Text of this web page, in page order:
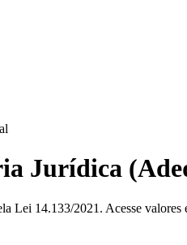
Jurídica
Lei 14.133/2021. Acesse